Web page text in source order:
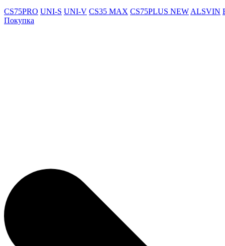
CS75PRO UNI-S UNI-V CS35 MAX CS75PLUS NEW ALSVIN
Покупка